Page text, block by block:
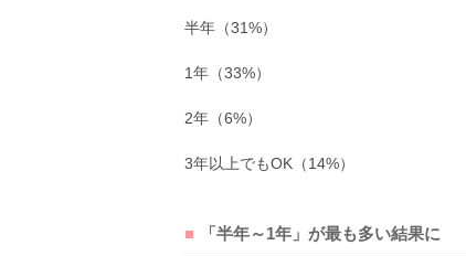
半年（31%）
1年（33%）
2年（6%）
3年以上でもOK（14%）
「半年～1年」が最も多い結果に